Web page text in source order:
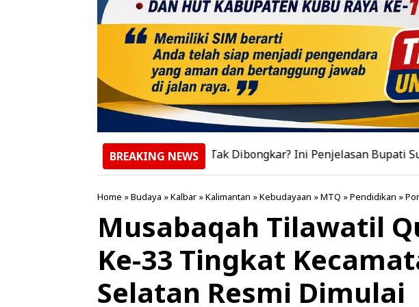
BREAKING NEWS
Kenapa Rumah Joglo Tak Dibongkar? Ini Penjelasan Bupati Sujiwo |
Home »Budaya »Kalbar »Kalimantan »Kebudayaan »MTQ »Pendidikan »
Musabaqah Tilawatil
Ke-33 Tingkat
Selatan Resmi Dimulai